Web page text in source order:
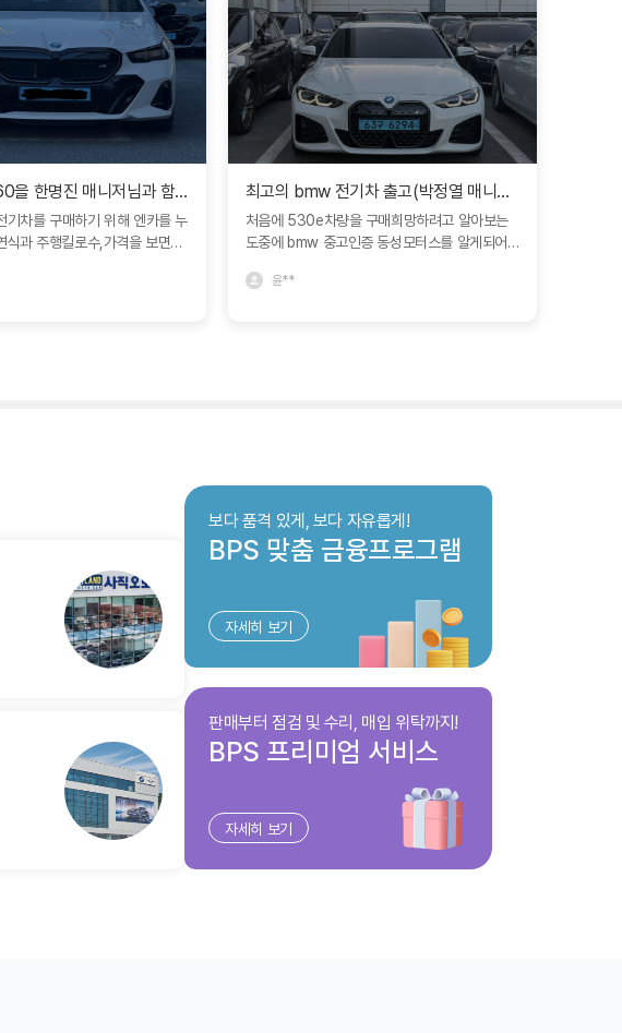
첫 BMW m60을 한명진 매니저님과 함께~~
기차를 구매하기 위해 엔카를 누
식과 주행킬로수,가격을 보면서
울,경기,무리해서 충남권까지
을 먹었습니다!! 한명진 매니저
른 아침에 부산 사직 bps지점
량을 소개해줬는데 역시나 갓완
다~ 구입을 결정하고 꼼꼼히
~~ 올라가는 길 충전도 여유있
길었는데 암튼 bmw 동성모
명진 매니저님 최고입니다
최고의 bmw 전기차 출고(박정열 매니저님)
처음에 530e차량을 구매희망하려고 알아보는
도중에 bmw 중고인증 동성모터스를 알게되어
니고 sk엔카로도 많이 보다가 너무 맘에 드는차
을 주셔서 차량을 바로 보러갔습니다. 상담은 두
무 잘해주시기도 하시고 차 외관 내관 깔끔한걸
중요하게보는데도 하나하나 친절하게 설명해주
는거에 감동받기도하였고 박정열 매니저님같은
정열 매니저님에게 적극 추천할겁니다. 그 외에
도 사소한거 하나하나 질문에 다 친히 대답해주
시고 정말 감사하다는 말 밖에 안나오네요! 신경
윤**
보다 품격 있게, 보다 자유롭게!
BPS 맞춤 금융프로그램
자세히 보기
판매부터 점검 및 수리, 매입 위탁까지!
BPS 프리미엄 서비스
자세히 보기